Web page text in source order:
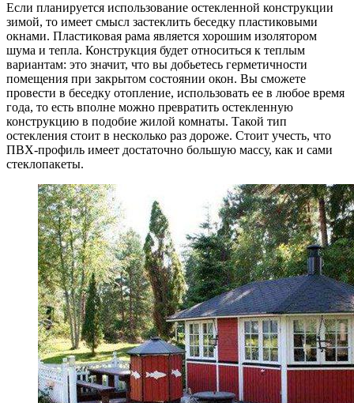
Если планируется использование остекленной конструкции
зимой, то имеет смысл застеклить беседку пластиковыми
окнами. Пластиковая рама является хорошим изолятором
шума и тепла. Конструкция будет относиться к теплым
вариантам: это значит, что вы добьетесь герметичности
помещения при закрытом состоянии окон. Вы сможете
провести в беседку отопление, использовать ее в любое время
года, то есть вполне можно превратить остекленную
конструкцию в подобие жилой комнаты. Такой тип
остекления стоит в несколько раз дороже. Стоит учесть, что
ПВХ-профиль имеет достаточно большую массу, как и сами
стеклопакеты.